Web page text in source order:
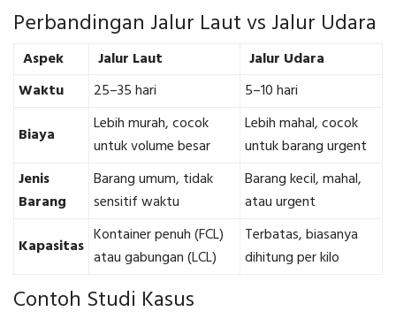
Perbandingan Jalur Laut vs Jalur Udara
Aspek Jalur Laut
Jalur Udara
Waktu
25–35 hari
5–10 hari
Biaya
Lebih murah, cocok
untuk volume besar
Lebih mahal, cocok
untuk barang urgent
Jenis
Barang
Barang umum, tidak
sensitif waktu
Barang kecil, mahal,
atau urgent
Kapasitas Kontainer penuh (FCL)
atau gabungan (LCL)
Terbatas, biasanya
dihitung per kilo
Contoh Studi Kasus